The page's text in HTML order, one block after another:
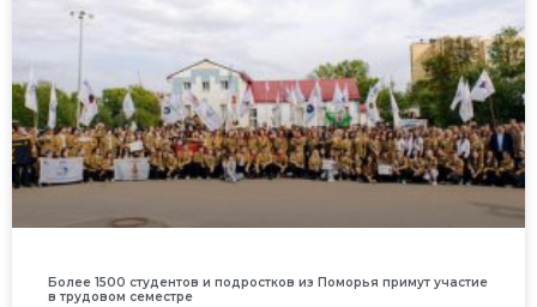
Более 1500 студентов и подростков из Поморья примут участие
в трудовом семестре